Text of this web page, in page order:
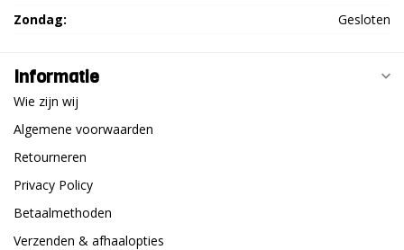
Zondag:
Gesloten
Informatie
Wie zijn wij
Algemene voorwaarden
Retourneren
Privacy Policy
Betaalmethoden
Verzenden & afhaalopties